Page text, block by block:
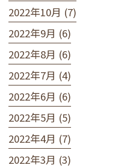
2022年10月 (7)
2022年9月 (6)
2022年8月 (6)
2022年7月 (4)
2022年6月 (6)
2022年5月 (5)
2022年4月 (7)
2022年3月 (3)